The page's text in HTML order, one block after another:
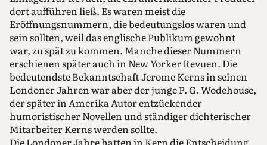
dort aufführen ließ. Es waren meist die
Eröffnungsnummern, die bedeutungslos waren und
sein sollten, weil das englische Publikum gewohnt
war, zu spät zu kommen. Manche dieser Nummern
erschienen später auch in New Yorker Revuen. Die
bedeutendste Bekanntschaft Jerome Kerns in seinen
Londoner Jahren war aber der junge P. G. Wodehouse,
der später in Amerika Autor entzückender
humoristischer Novellen und ständiger dichterischer
Mitarbeiter Kerns werden sollte.
Die Londoner Jahre hatten in Kern die Entscheidung